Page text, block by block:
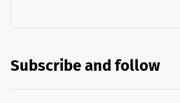
Subscribe and follow